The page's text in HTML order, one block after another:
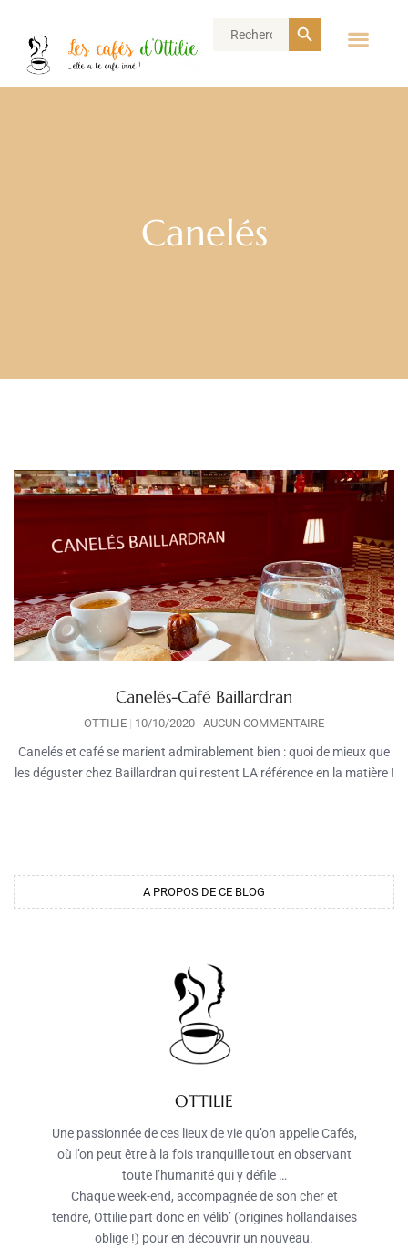
Search
Search Button
Canelés
Canelés-Café Baillardran
OTTILIE 10/10/2020 AUCUN COMMENTAIRE
Canelés et café se marient admirablement bien : quoi de mieux que
les déguster chez Baillardran qui restent LA référence en la matière !
A PROPOS DE CE BLOG
OTTILIE
Une passionnée de ces lieux de vie qu’on appelle Cafés,
où l’on peut être à la fois tranquille tout en observant
toute l’humanité qui y défile …
Chaque week-end, accompagnée de son cher et
tendre, Ottilie part donc en vélib’ (origines hollandaises
oblige !) pour en découvrir un nouveau.